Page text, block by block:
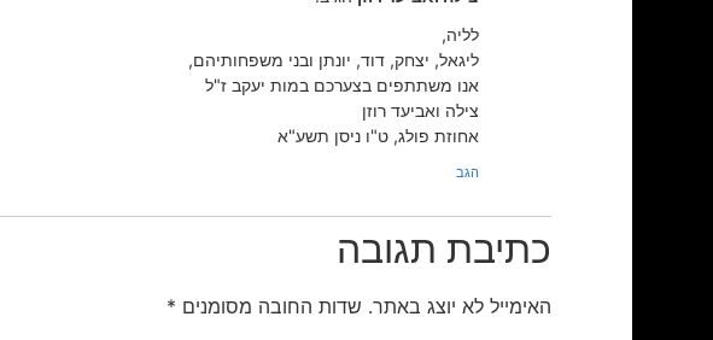
לליה,
ליגאל, יצחק, דוד, יונתן ובני משפחותיהם,
אנו משתתפים בצערכם במות יעקב ז"ל
צילה ואביעד רוזן
אחוזת פולג, ט"ו ניסן תשע"א
הגב
כתיבת תגובה
האימייל לא יוצג באתר. שדות החובה מסומנים *